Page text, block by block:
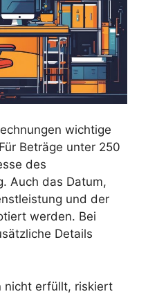
wichtige
Beträge unter 250
des
Auch das Datum,
und der
werden. Bei
Details
nicht erfüllt, riskiert